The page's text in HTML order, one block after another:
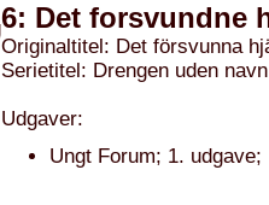
6: Det forsvundne
Originaltitel: Det försvunna
Serietitel: Drengen uden
Udgaver:
Ungt Forum; 1. udgave;